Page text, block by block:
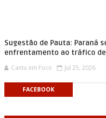
Sugestão de Pauta: Paraná
enfrentamento ao tráfico
Cantu em Foco Jul 25, 2026
FACEBOOK